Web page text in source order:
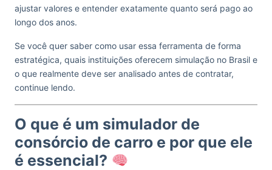
ajustar valores e entender exatamente quanto será pago ao
longo dos anos.
Se você quer saber como usar essa ferramenta de forma
estratégica, quais instituições oferecem simulação no Brasil e
o que realmente deve ser analisado antes de contratar,
continue lendo.
O que é um simulador de
consórcio de carro e por que ele
é essencial?